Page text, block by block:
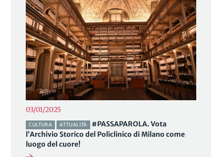
03/01/2025
CULTURA ATTUALITÀ
#PASSAPAROLA. Vota
l’Archivio Storico del Policlinico di Milano come
luogo del cuore!